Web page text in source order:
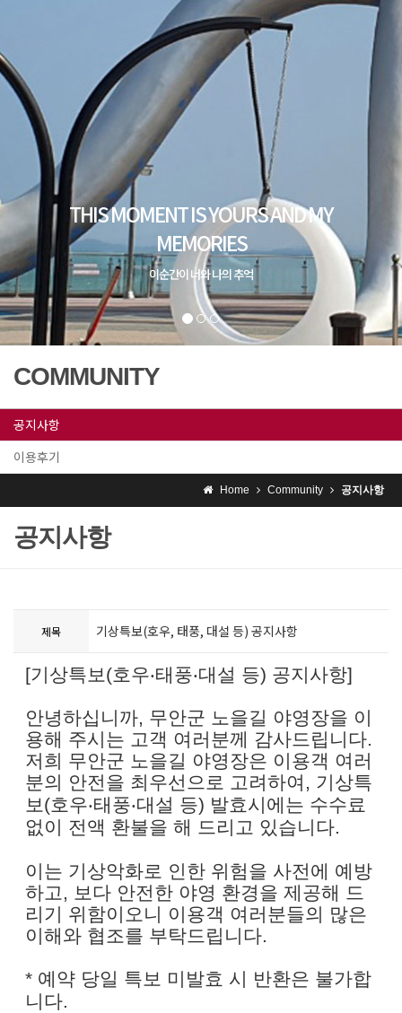
COMMUNITY
공지사항
이용후기
Home Community 공지사항
공지사항
제목 기상특보(호우, 태풍, 대설 등) 공지사항
[기상특보 (호우‧태풍‧대설 등) 공지사항]
안녕하십니까, 무안군 노을길 야영장을 이
용해 주시는 고객 여러분께 감사드립니다.
저희 무안군 노을길 야영장은 이용객 여러
분의 안전을 최우선으로 고려하여 , 기상특
보 (호우‧태풍‧대설 등) 발효시에는 수수료
없이 전액 환불을 해 드리고 있습니다.
이는 기상악화로 인한 위험을 사전에 예방
하고 , 보다 안전한 야영 환경을 제공해 드
리기 위함이오니 이용객 여러분들의 많은
이해와 협조를 부탁드립니다.
* 예약 당일 특보 미발효 시 반환은 불가합
니다.